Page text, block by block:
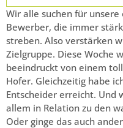
Wir alle suchen für
Bewerber, die immer
streben. Also verstärken
Zielgruppe. Diese Woche
beeindruckt von einem
Hofer. Gleichzeitig habe
Entscheider erreicht. Und
allem in Relation zu den
Oder ginge das auch